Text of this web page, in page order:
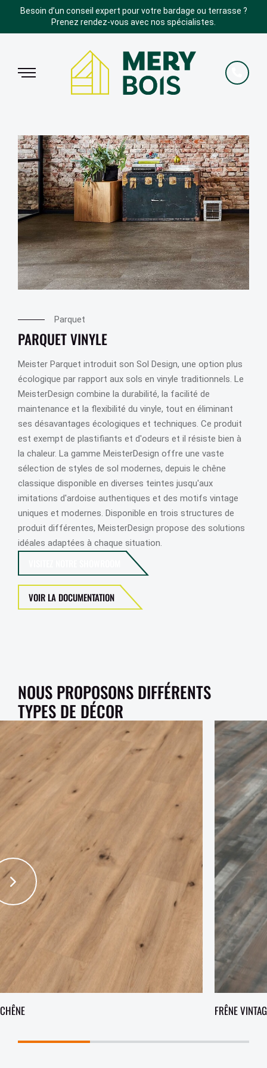
Besoin d’un conseil expert pour votre bardage ou terrasse ?
Prenez rendez-vous avec nos spécialistes.
Parquet
PARQUET VINYLE
Meister Parquet introduit son Sol Design, une option plus
écologique par rapport aux sols en vinyle traditionnels. Le
MeisterDesign combine la durabilité, la facilité de
maintenance et la flexibilité du vinyle, tout en éliminant
ses désavantages écologiques et techniques. Ce produit
est exempt de plastifiants et d'odeurs et il résiste bien à
la chaleur. La gamme MeisterDesign offre une vaste
sélection de styles de sol modernes, depuis le chêne
classique disponible en diverses teintes jusqu'aux
imitations d'ardoise authentiques et des motifs vintage
uniques et modernes. Disponible en trois structures de
produit différentes, MeisterDesign propose des solutions
idéales adaptées à chaque situation.
VOIR LA DOCUMENTATION
NOUS PROPOSONS DIFFÉRENTS
TYPES DE DÉCOR
CHÊNE FRÊNE